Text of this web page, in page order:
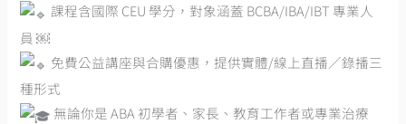
課程含國際 CEU 學分，對象涵蓋 BCBA/IBA/IBT 專業人
員 ￼
免費公益講座與合購優惠，提供實體/線上直播／錄播三
種形式
無論你是 ABA 初學者、家長、教育工作者或專業治療